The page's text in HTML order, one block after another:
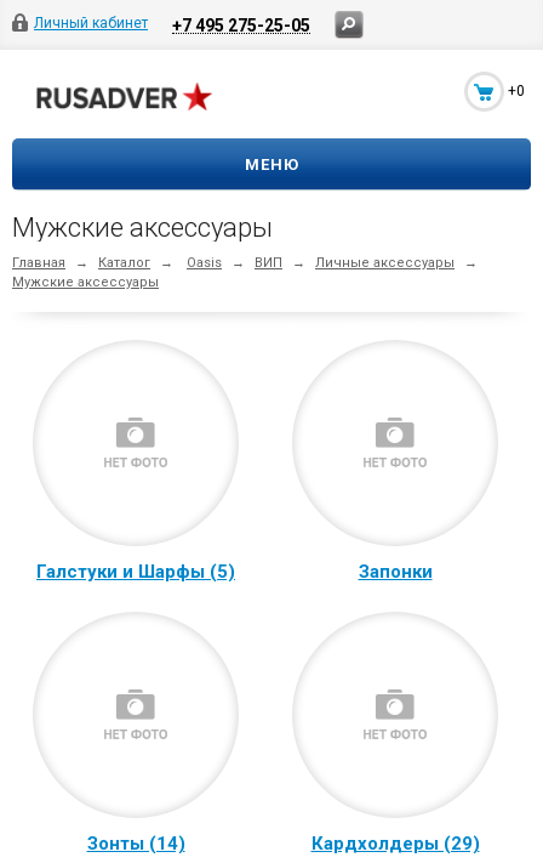
Личный кабинет +7 495 275-25-05
+0
МЕНЮ
Мужские аксессуары
Главная → Каталог → Oasis → ВИП → Личные аксессуары
→
Мужские аксессуары
Галстуки и Шарфы (5) Запонки
Зонты (14) Кардхолдеры (29)